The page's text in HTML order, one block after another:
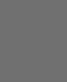
The Platform Group
kunnen
de registratie 60